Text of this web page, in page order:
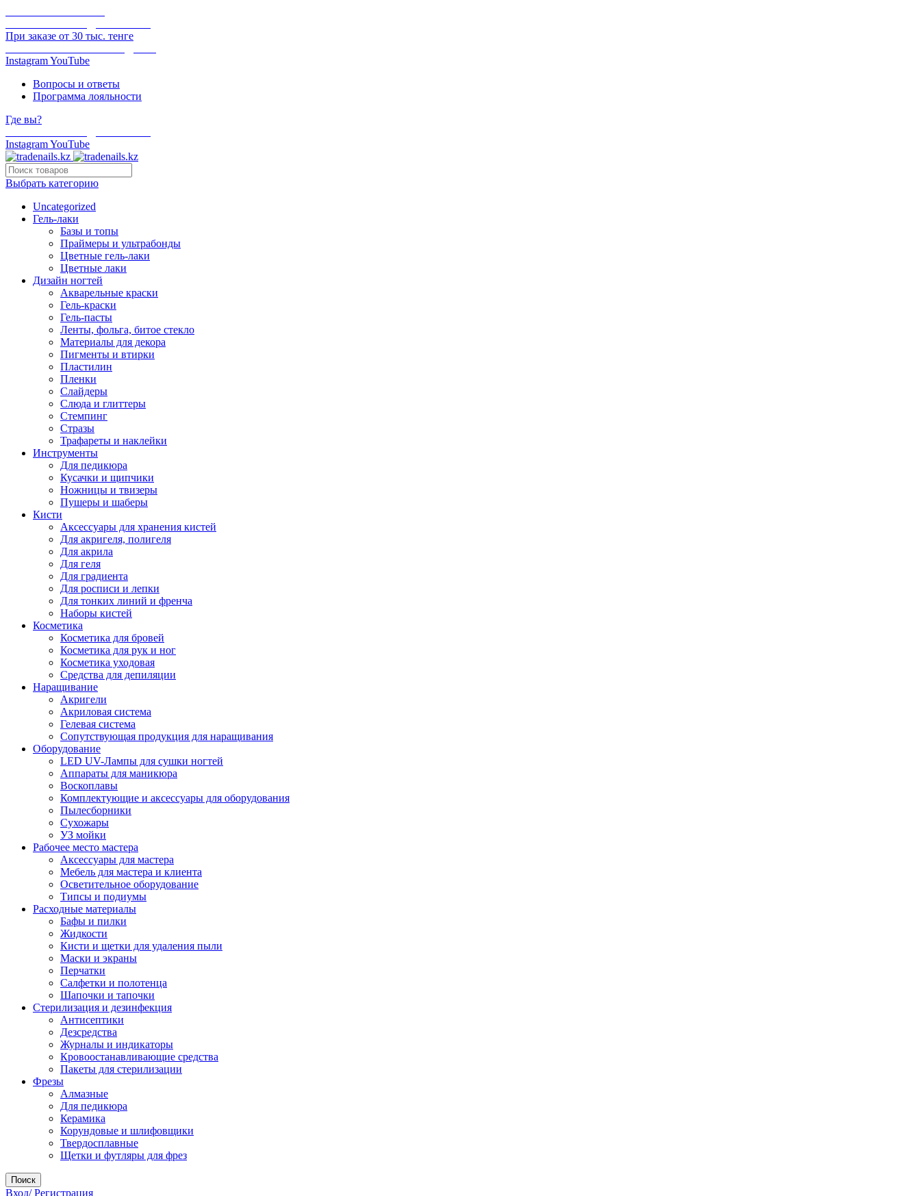
При заказе от 30 тыс. тенге
InstagramYouTube
Вопросы и ответы
Программа лояльности
Где вы?
InstagramYouTube
Выбрать категорию
Uncategorized
Гель-лаки
Базы и топы
Праймеры и ультрабонды
Цветные гель-лаки
Цветные лаки
Дизайн ногтей
Акварельные краски
Гель-краски
Гель-пасты
Ленты, фольга, битое стекло
Материалы для декора
Пигменты и втирки
Пластилин
Пленки
Слайдеры
Слюда и глиттеры
Стемпинг
Стразы
Трафареты и наклейки
Инструменты
Для педикюра
Кусачки и щипчики
Ножницы и твизеры
Пушеры и шаберы
Кисти
Аксессуары для хранения кистей
Для акригеля, полигеля
Для акрила
Для геля
Для градиента
Для росписи и лепки
Для тонких линий и френча
Наборы кистей
Косметика
Косметика для бровей
Косметика для рук и ног
Косметика уходовая
Средства для депиляции
Наращивание
Акригели
Акриловая система
Гелевая система
Сопутствующая продукция для наращивания
Оборудование
LED UV-Лампы для сушки ногтей
Аппараты для маникюра
Воскоплавы
Комплектующие и аксессуары для оборудования
Пылесборники
Сухожары
УЗ мойки
Рабочее место мастера
Аксессуары для мастера
Мебель для мастера и клиента
Осветительное оборудование
Типсы и подиумы
Расходные материалы
Бафы и пилки
Жидкости
Кисти и щетки для удаления пыли
Маски и экраны
Перчатки
Салфетки и полотенца
Шапочки и тапочки
Стерилизация и дезинфекция
Антисептики
Дезсредства
Журналы и индикаторы
Кровоостанавливающие средства
Пакеты для стерилизации
Фрезы
Алмазные
Для педикюра
Керамика
Корундовые и шлифовщики
Твердосплавные
Щетки и футляры для фрез
Поиск
Вход/ Регистрация